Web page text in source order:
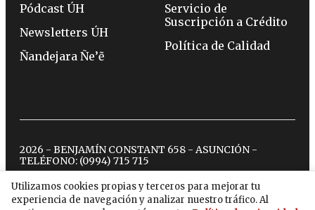
Utilizamos cookies propias y terceros para mejorar tu
experiencia de navegación y analizar nuestro tráfico. Al
Pódcast ÚH
Newsletters ÚH
Ñandejara Ñe’ẽ
Servicio de
Suscripción a Crédito
Política de Calidad
2026 - BENJAMÍN CONSTANT 658 - ASUNCIÓN -
TELÉFONO: (0994) 715 715